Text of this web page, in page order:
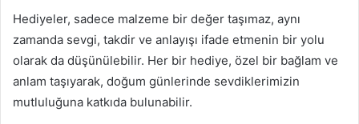
Hediyeler, sadece malzeme bir değer taşımaz, aynı
zamanda sevgi, takdir ve anlayışı ifade etmenin bir yolu
olarak da düşünülebilir. Her bir hediye, özel bir bağlam ve
anlam taşıyarak, doğum günlerinde sevdiklerimizin
mutluluğuna katkıda bulunabilir.